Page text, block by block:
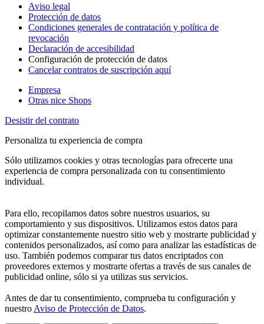
Aviso legal
Protección de datos
Condiciones generales de contratación y política de
revocación
Declaración de accesibilidad
Configuración de protección de datos
Cancelar contratos de suscripción aquí
Empresa
Otras nice Shops
Desistir del contrato
Personaliza tu experiencia de compra
Sólo utilizamos cookies y otras tecnologías para ofrecerte una
experiencia de compra personalizada con tu consentimiento
individual.
Para ello, recopilamos datos sobre nuestros usuarios, su
comportamiento y sus dispositivos. Utilizamos estos datos para
optimizar constantemente nuestro sitio web y mostrarte publicidad y
contenidos personalizados, así como para analizar las estadísticas de
uso. También podemos comparar tus datos encriptados con
proveedores externos y mostrarte ofertas a través de sus canales de
publicidad online, sólo si ya utilizas sus servicios.
Antes de dar tu consentimiento, comprueba tu configuración y
nuestro Aviso de Protección de Datos.